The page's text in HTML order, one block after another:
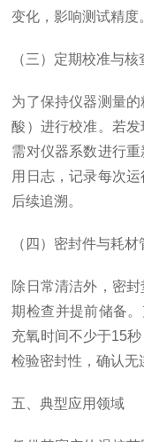
变化，影响测试精度
（三）定期校准与核
为了保持仪器测量
酸）进行校准。若
需对仪器系数进行
用日志，记录每次
后续追溯。
（四）密封件与耗材
除日常清洁外，密
期检查并提前储备
充氧时间不少于15
检验密封性，确认
五、典型应用领域